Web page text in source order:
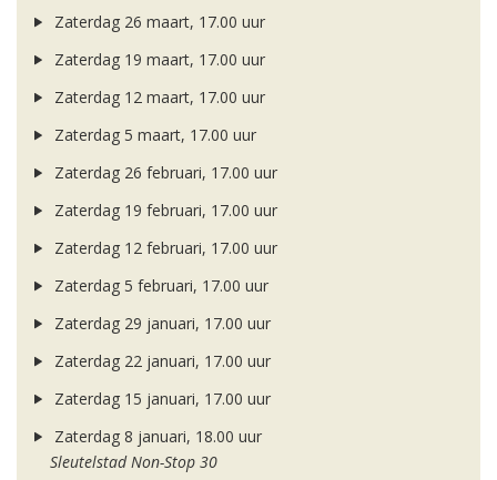
Zaterdag 26 maart, 17.00 uur
Zaterdag 19 maart, 17.00 uur
Zaterdag 12 maart, 17.00 uur
Zaterdag 5 maart, 17.00 uur
Zaterdag 26 februari, 17.00 uur
Zaterdag 19 februari, 17.00 uur
Zaterdag 12 februari, 17.00 uur
Zaterdag 5 februari, 17.00 uur
Zaterdag 29 januari, 17.00 uur
Zaterdag 22 januari, 17.00 uur
Zaterdag 15 januari, 17.00 uur
Zaterdag 8 januari, 18.00 uur
Sleutelstad Non-Stop 30